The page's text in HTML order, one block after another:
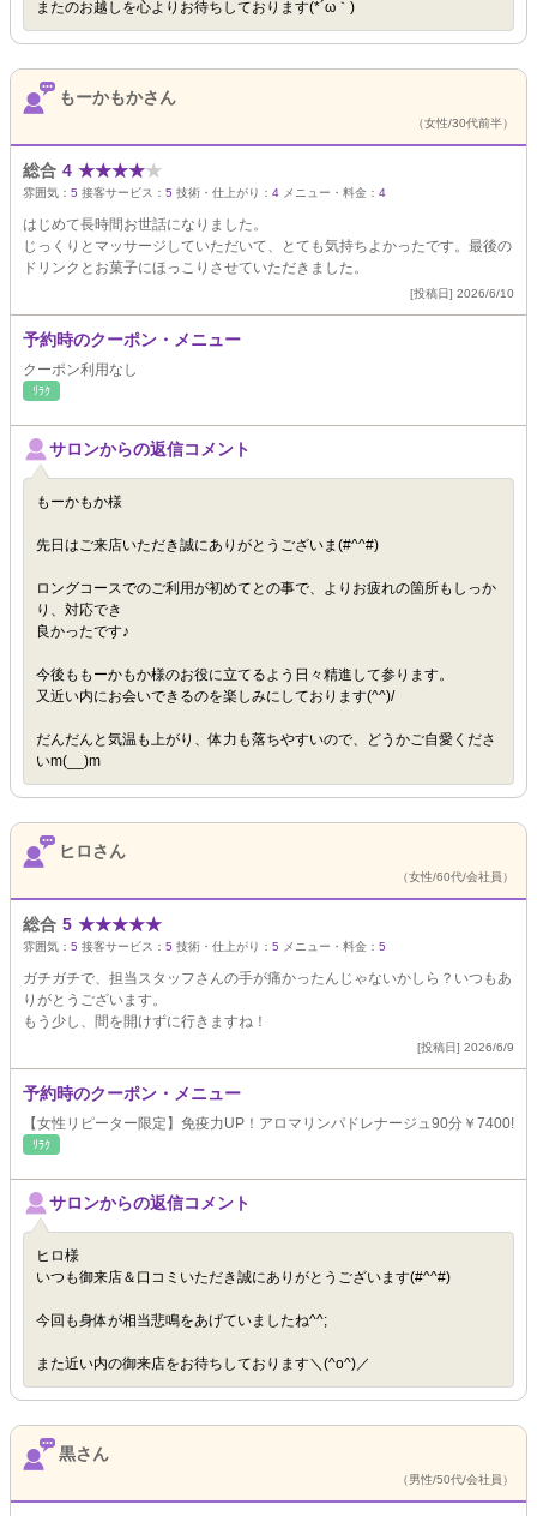
またのお越しを心よりお待ちしております(*´ω｀)
もーかもかさん
（女性/30代前半）
総合 4 ★★★★★
雰囲気： 5 接客サービス： 5 技術・仕上がり： 4 メニュー・料金： 4
はじめて長時間お世話になりました。
じっくりとマッサージしていただいて、とても気持ちよかったです。最後の
ドリンクとお菓子にほっこりさせていただきました。
[投稿日] 2026/6/10
予約時のクーポン・メニュー
クーポン利用なし
ﾘﾗｸ
サロンからの返信コメント
もーかもか様
先日はご来店いただき誠にありがとうございま(#^^#)
ロングコースでのご利用が初めてとの事で、よりお疲れの箇所もしっか
り、対応でき
良かったです♪
今後ももーかもか様のお役に立てるよう日々精進して参ります。
又近い内にお会いできるのを楽しみにしております(^^)/
だんだんと気温も上がり、体力も落ちやすいので、どうかご自愛くださ
いm(__)m
ヒロさん
（女性/60代/会社員）
総合 5 ★★★★★
雰囲気： 5 接客サービス： 5 技術・仕上がり： 5 メニュー・料金： 5
ガチガチで、担当スタッフさんの手が痛かったんじゃないかしら？いつもあ
りがとうございます。
もう少し、間を開けずに行きますね！
[投稿日] 2026/6/9
予約時のクーポン・メニュー
【女性リピーター限定】免疫力UP！アロマリンパドレナージュ90分￥7400!
ﾘﾗｸ
サロンからの返信コメント
ヒロ様
いつも御来店＆口コミいただき誠にありがとうございます(#^^#)
今回も身体が相当悲鳴をあげていましたね^^;
また近い内の御来店をお待ちしております＼(^o^)／
黒さん
（男性/50代/会社員）